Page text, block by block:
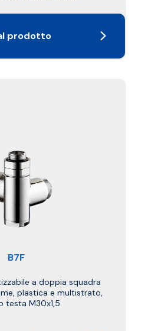
prodotto
B7F
a doppia squadra
plastica e multistrato,
testa M30x1,5